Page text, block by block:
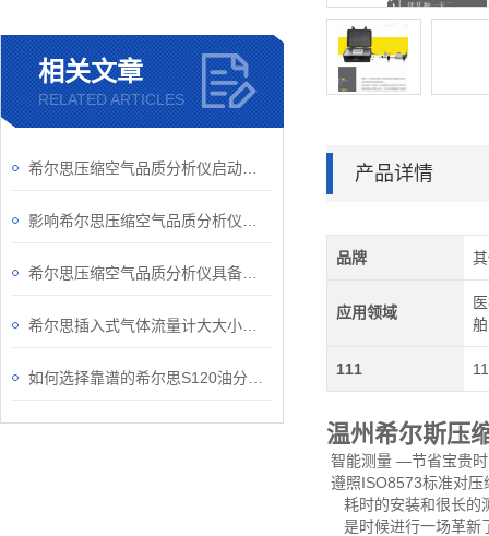
相关文章
RELATED ARTICLES
产品详情
品牌
应用领域
舶
111
温州希尔斯压
智能测量 —节省宝贵时
遵照ISO8573标准对
耗时的安装和很长的
是时候进行一场革新